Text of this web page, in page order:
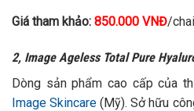
Giá tham khảo: 850.000 VNĐ/
2, Image Ageless Total Pure
Dòng sản phẩm cao cấp của
Image Skincare (Mỹ). Sở hữu